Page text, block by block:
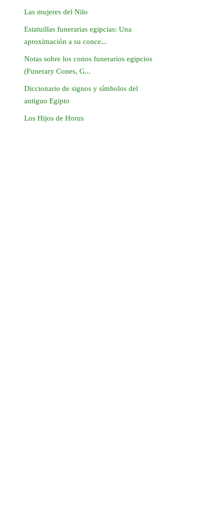
Las mujeres del Nilo
Estatuillas funerarias egipcias: Una
aproximación a su conce...
Notas sobre los conos funerarios egipcios
(Funerary Cones, G...
Diccionario de signos y símbolos del
antiguo Egipto
Los Hijos de Horus